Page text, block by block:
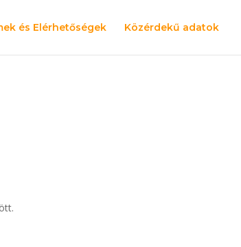
és Elérhetőségek Közérdekű adatok